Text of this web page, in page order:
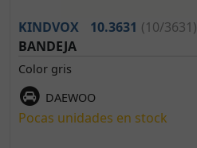
KINDVOX 10.3631 (10/3631)
BANDEJA
Color gris
DAEWOO
Pocas unidades en stock